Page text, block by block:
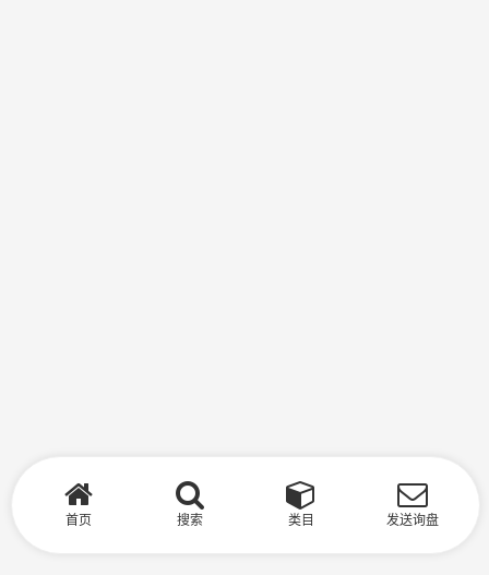
首页 搜索 类目 发送询盘